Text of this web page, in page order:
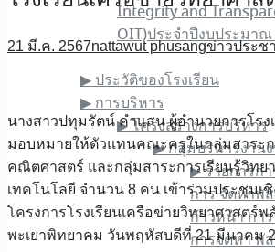
Integrity and
OIT)ประจำปีงบประมา
เกี่ยวกับเรา
▶︎ ประวัติของโรงเรียน
▶︎ การบริหาร
▶︎ โครงสร้างการบริหาร
▶︎ กลุ่มบริหารงาน
▶︎ รายการก
การ จัดหาพั
ก้าวหน้า กา
การจัดหา พั
21 มี.ค. 2567nattawut phusangข่าวประช
นางสาว​ปทุม​รัตน์​ คำ​แสน​ ผู้​อำนวยการ​โรง
มอบหมาย​ให้​ตัวแทนคณะครูในกลุ่มสาระก
คณิตศาสตร์​ และกลุ่ม​สาระ​การเรียนรู้​วิทย
เทคโนโลยี จำนวน 8 คน เข้าร่วมประชุมเ
โครงการโรงเรียนเครือข่ายวิทยาศาสตร์พ
พะเยาพิทยาคม​ วันพฤหัสบดีที่ 21 มีนาคม